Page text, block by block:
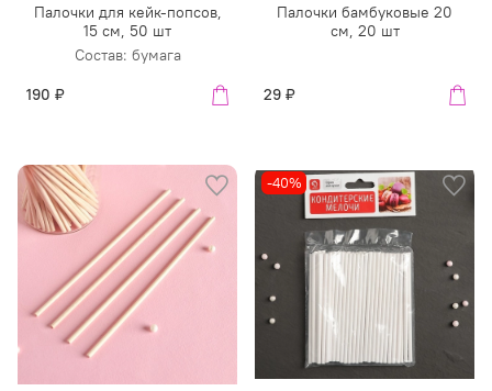
Палочки для кейк-попсов,
15 см, 50 шт
Состав: бумага
190 ₽
Палочки бамбуковые 20
см, 20 шт
29 ₽
-40%